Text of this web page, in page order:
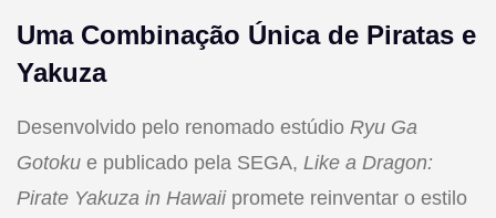
Uma Combinação Única de Piratas e
Yakuza
Desenvolvido pelo renomado estúdio Ryu Ga
Gotoku e publicado pela SEGA, Like a Dragon:
Pirate Yakuza in Hawaiipromete reinventar o estilo